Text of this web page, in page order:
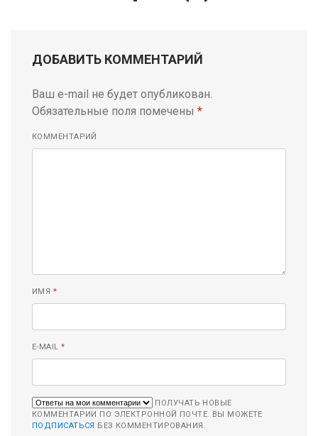
ДОБАВИТЬ КОММЕНТАРИЙ
Ваш e-mail не будет опубликован.
Обязательные поля помечены *
КОММЕНТАРИЙ
ИМЯ *
E-MAIL*
ПОЛУЧАТЬ НОВЫЕ
КОММЕНТАРИИ ПО ЭЛЕКТРОННОЙ ПОЧТЕ. ВЫ МОЖЕТЕ
ПОДПИСАТЬСЯ БЕЗ КОММЕНТИРОВАНИЯ.